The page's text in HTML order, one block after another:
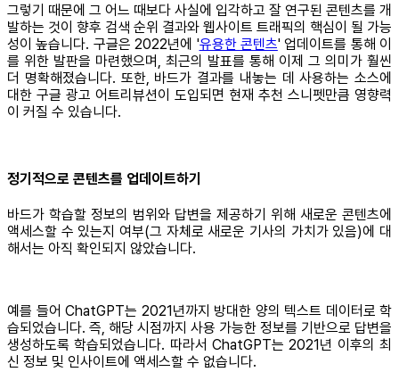
그렇기 때문에 그 어느 때보다 사실에 입각하고 잘 연구된 콘텐츠를 개
발하는 것이 향후 검색 순위 결과와 웹사이트 트래픽의 핵심이 될 가능
성이 높습니다. 구글은 2022년에 '유용한 콘텐츠' 업데이트를 통해 이
를 위한 발판을 마련했으며, 최근의 발표를 통해 이제 그 의미가 훨씬
더 명확해졌습니다. 또한, 바드가 결과를 내놓는 데 사용하는 소스에
대한 구글 광고 어트리뷰션이 도입되면 현재 추천 스니펫만큼 영향력
이 커질 수 있습니다.
정기적으로 콘텐츠를 업데이트하기
바드가 학습할 정보의 범위와 답변을 제공하기 위해 새로운 콘텐츠에
액세스할 수 있는지 여부(그 자체로 새로운 기사의 가치가 있음)에 대
해서는 아직 확인되지 않았습니다.
예를 들어 ChatGPT는 2021년까지 방대한 양의 텍스트 데이터로 학
습되었습니다. 즉, 해당 시점까지 사용 가능한 정보를 기반으로 답변을
생성하도록 학습되었습니다. 따라서 ChatGPT는 2021년 이후의 최
신 정보 및 인사이트에 액세스할 수 없습니다.